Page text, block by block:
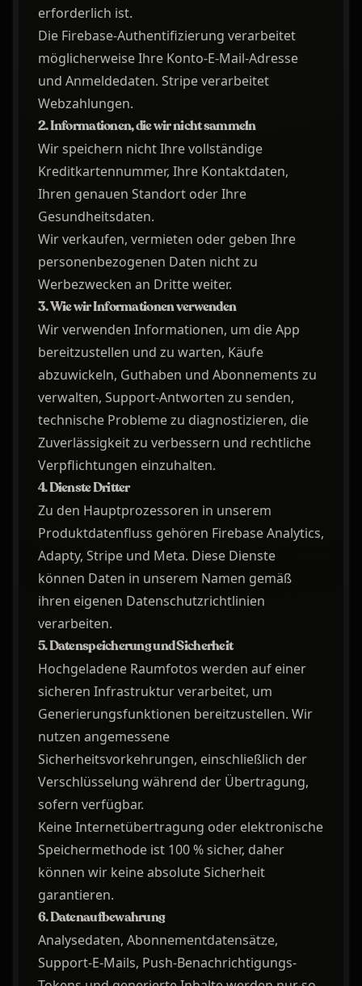
erforderlich ist.
Die Firebase-Authentifizierung verarbeitet
möglicherweise Ihre Konto-E-Mail-Adresse
und Anmeldedaten. Stripe verarbeitet
Webzahlungen.
2. Informationen, die wir nicht sammeln
Wir speichern nicht Ihre vollständige
Kreditkartennummer, Ihre Kontaktdaten,
Ihren genauen Standort oder Ihre
Gesundheitsdaten.
Wir verkaufen, vermieten oder geben Ihre
personenbezogenen Daten nicht zu
Werbezwecken an Dritte weiter.
3. Wie wir Informationen verwenden
Wir verwenden Informationen, um die App
bereitzustellen und zu warten, Käufe
abzuwickeln, Guthaben und Abonnements zu
verwalten, Support-Antworten zu senden,
technische Probleme zu diagnostizieren, die
Zuverlässigkeit zu verbessern und rechtliche
Verpflichtungen einzuhalten.
4. Dienste Dritter
Zu den Hauptprozessoren in unserem
Produktdatenfluss gehören Firebase Analytics,
Adapty, Stripe und Meta. Diese Dienste
können Daten in unserem Namen gemäß
ihren eigenen Datenschutzrichtlinien
verarbeiten.
5. Datenspeicherung und Sicherheit
Hochgeladene Raumfotos werden auf einer
sicheren Infrastruktur verarbeitet, um
Generierungsfunktionen bereitzustellen. Wir
nutzen angemessene
Sicherheitsvorkehrungen, einschließlich der
Verschlüsselung während der Übertragung,
sofern verfügbar.
Keine Internetübertragung oder elektronische
Speichermethode ist 100 % sicher, daher
können wir keine absolute Sicherheit
garantieren.
6. Datenaufbewahrung
Analysedaten, Abonnementdatensätze,
Support-E-Mails, Push-Benachrichtigungs-